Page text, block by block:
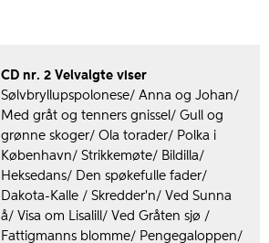
CD nr. 2 Velvalgte viser
Sølvbryllupspolonese/ Anna og Johan/
Med gråt og tenners gnissel/ Gull og
grønne skoger/ Ola torader/ Polka i
København/ Strikkemøte/ Bildilla/
Heksedans/ Den spøkefulle fader/
Dakota-Kalle / Skredder'n/ Ved Sunna
å/ Visa om Lisalill/ Ved Gråten sjø /
Fattigmanns blomme/ Pengegaloppen/